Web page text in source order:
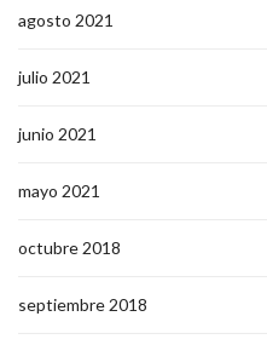
agosto 2021
julio 2021
junio 2021
mayo 2021
octubre 2018
septiembre 2018